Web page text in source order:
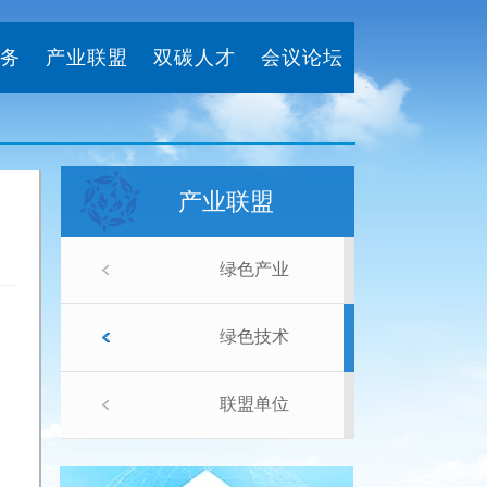
产业联盟 双碳人才 会议论坛
产业联盟
绿色产业
绿色技术
联盟单位